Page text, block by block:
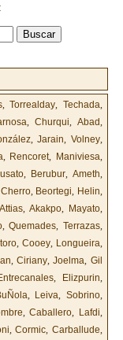
,Torrealday, Techada,
, Churqui, Abad,
,Jarain, Volney,
, Rencoret, Maniviesa,
, Berubur, Ameth,
Cherro, Beortegi, Helin,
Attias,Akakpo, Mayato,
, Quemades, Terrazas,
, Cooey, Longueira,
,Ciriany,Joelma, Gil
, Elizpurin,
, Leiva, Sobrino,
,Caballero, Lafdi,
,Cormic, Carballude,